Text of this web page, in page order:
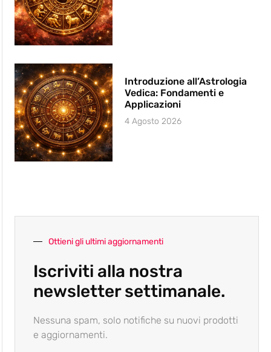
Introduzione all’Astrologia
Vedica: Fondamenti e
Applicazioni
4 Agosto 2026
Ottieni gli ultimi aggiornamenti
Iscriviti alla nostra
newsletter settimanale.
Nessuna spam, solo notifiche su nuovi prodotti
e aggiornamenti.